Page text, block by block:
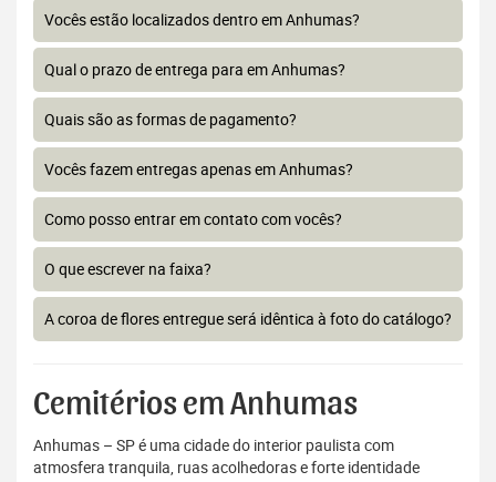
Vocês estão localizados dentro em Anhumas?
Qual o prazo de entrega para em Anhumas?
Quais são as formas de pagamento?
Vocês fazem entregas apenas em Anhumas?
Como posso entrar em contato com vocês?
O que escrever na faixa?
A coroa de flores entregue será idêntica à foto do catálogo?
Cemitérios em Anhumas
Anhumas – SP é uma cidade do interior paulista com
atmosfera tranquila, ruas acolhedoras e forte identidade